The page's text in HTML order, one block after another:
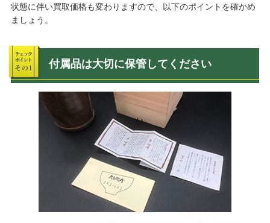
状態に伴い買取価格も変わりますので、以下のポイントを確かめ
ましょう。
付属品は大切に保管してください